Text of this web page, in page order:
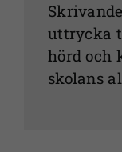
uttrycka
hörd och
skolans